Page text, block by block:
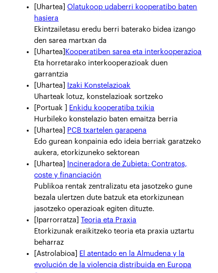
[Uhartea]Olatukoop udaberri kooperatibo baten
hasiera
Ekintzailetasu eredu berri baterako bidea izango
den sarea martxan da
[Uhartea] Kooperatiben sarea eta interkooperazioa
Eta horretarako interkooperazioak duen
garrantzia
[Uhartea]
Izaki Konstelazioak
Uharteak lotuz, konstelazioak sortzeko
[Portuak ]
Enkidu kooperatiba txikia
Hurbileko konstelazio baten emaitza berria
[Uhartea]
PCB txartelen garapena
Edo gurean konpainia edo ideia berriak garatzeko
aukera, etorkizuneko sektorean
[Uhartea]
Incineradora de Zubieta: Contratos,
coste y financiación
Publikoa rentak zentralizatu eta jasotzeko gune
bezala ulertzen dute batzuk eta etorkizunean
jasotzeko operazioak egiten dituzte.
[Iparrorratza]
Teoria eta Praxia
Etorkizunak eraikitzeko teoria eta praxia uztartu
beharraz
[Astrolabioa]
El atentado en la Almudena y la
evolución de la violencia distribuida en Europa